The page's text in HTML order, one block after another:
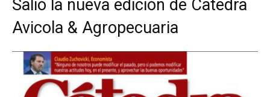
Salió la nueva edición de Catedra
Avicola & Agropecuaria